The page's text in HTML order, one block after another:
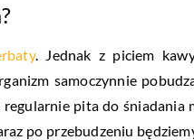
. Jednak z piciem
samoczynnie
pita do śniadania
po przebudzeniu